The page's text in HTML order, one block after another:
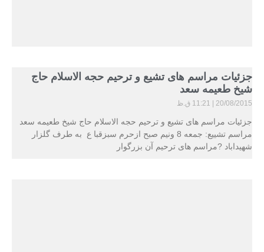
جزئیات مراسم های تشیع و ترحیم حجه الاسلام حاج
شیخ طعیمه سعد
20/08/2015 11:21 ق.ظ
جزئیات مراسم های تشیع و ترحیم حجه الاسلام حاج شیخ طعیمه سعد
مراسم تشییع: جمعه 8 ونیم صبح ازحرم سبزقبا ع به طرف گلزار
شهیداباد ?مراسم های ترحیم آن بزرگوار